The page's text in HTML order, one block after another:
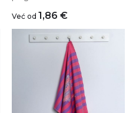
Već od 1,86 €